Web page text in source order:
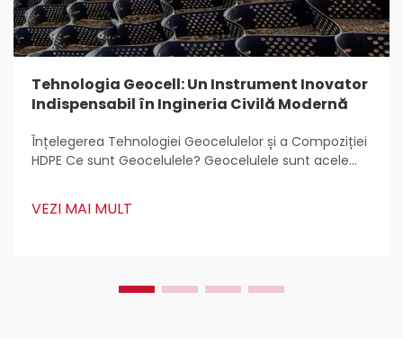
Tehnologia Geocell: Un Instrument Inovator
Indispensabil în Ingineria Civilă Modernă
Înțelegerea Tehnologiei Geocelulelor și a Compoziției
HDPE Ce sunt Geocelulele? Geocelulele sunt acele
lucrări de construcții. Inginerii civili le adoră
VEZI MAI MULT